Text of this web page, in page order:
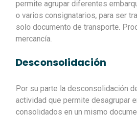
permite agrupar diferentes
o varios consignatarios, para ser
solo documento de transporte.
mercancía.
Desconsolidación
Por su parte la desconsolidación
actividad que permite desagrupar
consolidados en un mismo